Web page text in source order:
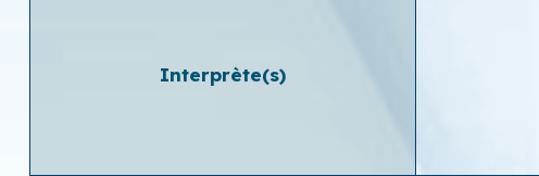
Interprète(s)